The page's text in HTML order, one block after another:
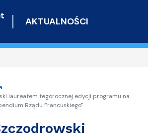
do
AKTUALNOŚCI
laureatem tegorocznej edycji programu na
Rządu Francuskiego"